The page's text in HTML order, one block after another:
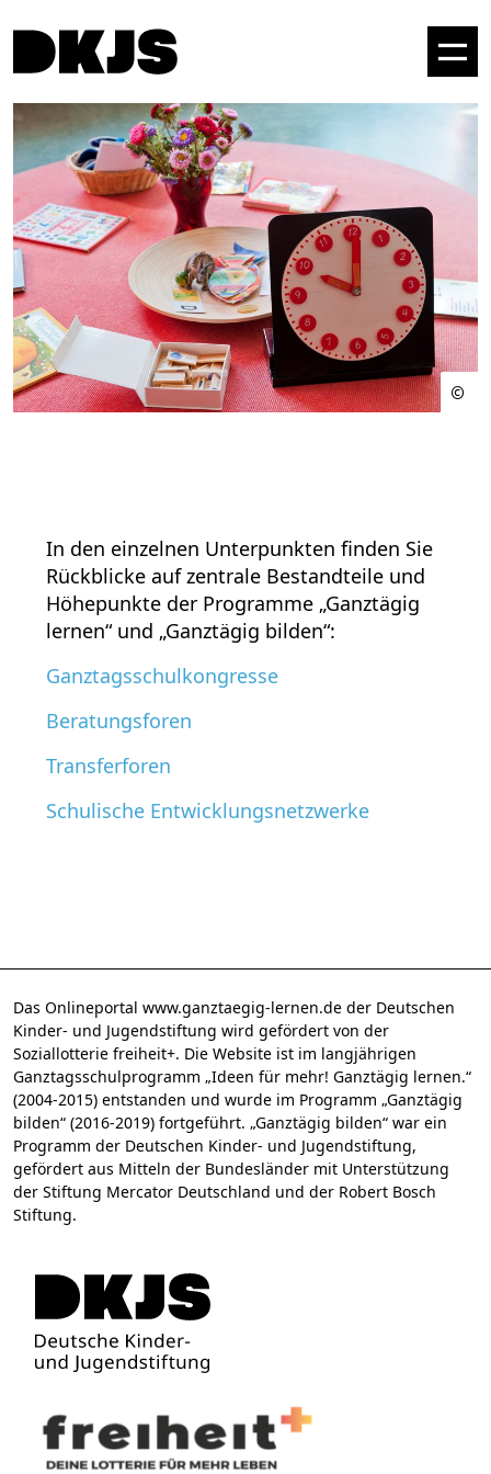
In den einzelnen Unterpunkten finden Sie
Rückblicke auf zentrale Bestandteile und
Höhepunkte der Programme „Ganztägig
lernen“ und „Ganztägig bilden“:
Ganztagsschulkongresse
Beratungsforen
Transferforen
Schulische Entwicklungsnetzwerke
Das Onlineportal www.ganztaegig-lernen.de der Deutschen
Kinder- und Jugendstiftung wird gefördert von der
Soziallotterie freiheit+. Die Website ist im langjährigen
Ganztagsschulprogramm „Ideen für mehr! Ganztägig lernen.“
(2004-2015) entstanden und wurde im Programm „Ganztägig
bilden“ (2016-2019) fortgeführt. „Ganztägig bilden“ war ein
Programm der Deutschen Kinder- und Jugendstiftung,
gefördert aus Mitteln der Bundesländer mit Unterstützung
der Stiftung Mercator Deutschland und der Robert Bosch
Stiftung.